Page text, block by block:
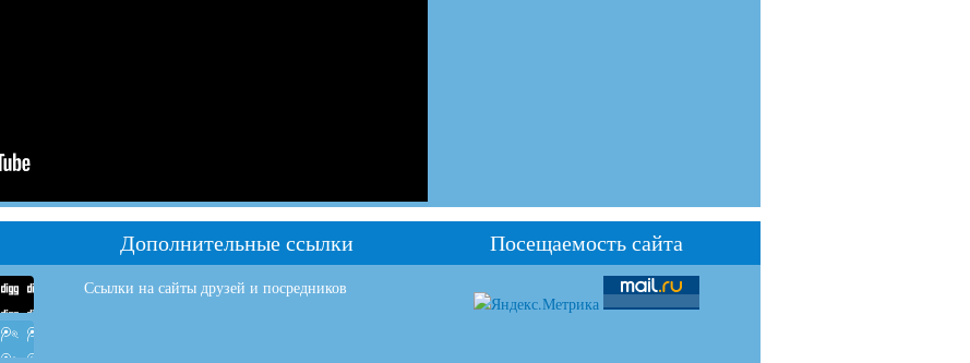
Дополнительные ссылки
Ссылки на сайты друзей и посредников
Посещаемость сайта